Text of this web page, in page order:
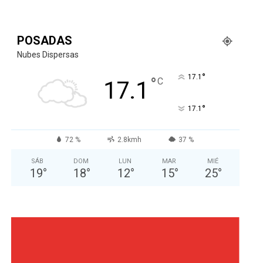
POSADAS
Nubes Dispersas
17.1 °C 17.1 °
17.1 °
72 % 2.8kmh 37 %
SÁB
19°
DOM
18°
LUN
12°
MAR
15°
MIÉ
25°